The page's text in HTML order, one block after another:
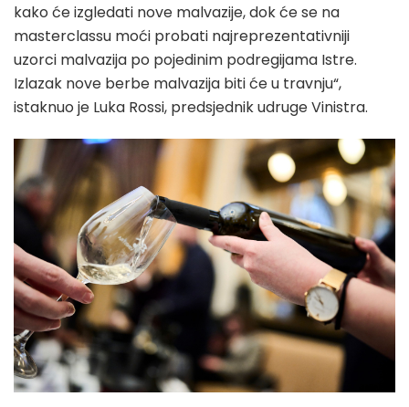
kako će izgledati nove malvazije, dok će se na
masterclassu moći probati najreprezentativniji
uzorci malvazija po pojedinim podregijama Istre.
Izlazak nove berbe malvazija biti će u travnju“,
istaknuo je Luka Rossi, predsjednik udruge Vinistra.